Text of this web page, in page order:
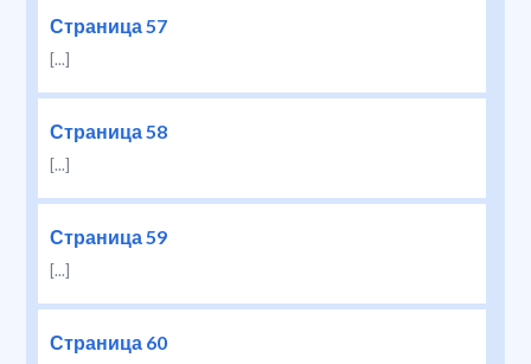
Страница 57
[...]
Страница 58
[...]
Страница 59
[...]
Страница 60